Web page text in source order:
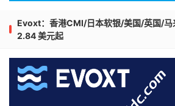
Evoxt：香港CMI/日本软银/美国/英国/马
2.84 美元起